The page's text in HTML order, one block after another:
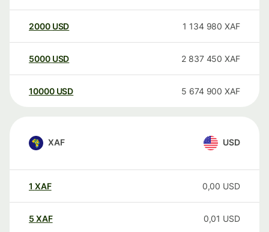
2000 USD 1 134 980 XAF
5000 USD 2 837 450 XAF
10000 USD 5 674 900 XAF
XAF USD
1 XAF 0,00 USD
5 XAF 0,01 USD